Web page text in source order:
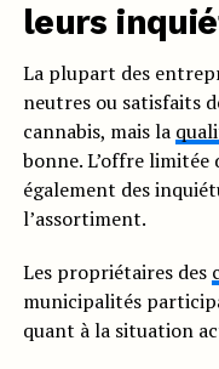
leurs
La plupart des
neutres ou satisfaits
cannabis, mais la
bonne. L’offre
également des
l’assortiment.
Les propriétaires des
municipalités
quant à la situation